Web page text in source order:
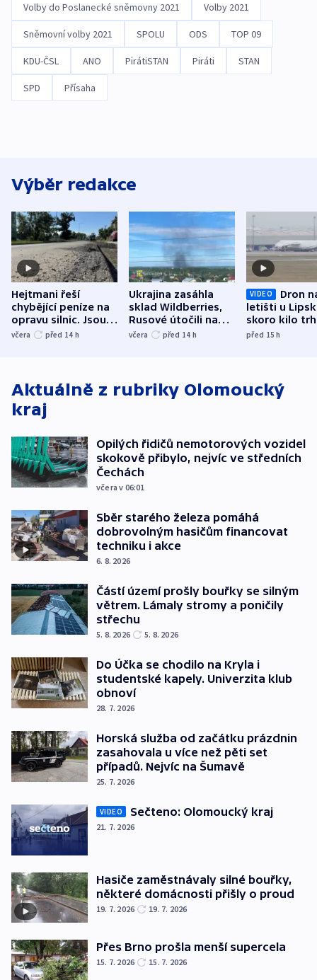
Volby do Poslanecké sněmovny 2021 Volby 2021
Sněmovní volby 2021 SPOLU ODS TOP 09
KDU-ČSL ANO PirátiSTAN Piráti STAN
SPD Přísaha
Výběr redakce
Hejtmani řeší
chybějící peníze na
opravu silnic. Jsou
nenárokové, namítá
včera před 14 h
Ukrajina zasáhla
sklad Wildberries,
Rusové útočili na
trh, hasiče či
včera před 14 h
VIDEO
Dron
letišti u
skoro kilo
indicie
před 15h
Aktuálně z rubriky Olomoucký
kraj
Opilých řidičů nemotorových vozidel
skokově přibylo, nejvíc ve středních
Čechách
včera v 06:01
Sběr starého železa pomáhá
dobrovolným hasičům financovat
techniku i akce
6. 8. 2026
Částí území prošly bouřky se silným
větrem. Lámaly stromy a poničily
střechu
5. 8. 2026 5. 8. 2026
Do Účka se chodilo na Kryla i
studentské kapely. Univerzita klub
obnoví
28. 7. 2026
Horská služba od začátku prázdnin
zasahovala u více než pěti set
případů. Nejvíc na Šumavě
25. 7. 2026
VIDEO Sečteno: Olomoucký kraj
21. 7. 2026
Hasiče zaměstnávaly silné bouřky,
některé domácnosti přišly o proud
19. 7. 2026 19. 7. 2026
Přes Brno prošla menší supercela
15. 7. 2026 15. 7. 2026